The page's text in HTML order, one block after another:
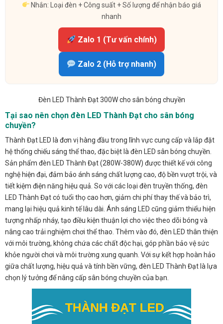
Nhắn: Loại đèn + Công suất + Số lượng để nhận báo giá
nhanh
Zalo 1 (Tư vấn chính)
Zalo 2 (Hỗ trợ nhanh)
Đèn LED Thành Đạt 300W cho sân bóng chuyền
Tại sao nên chọn đèn LED Thành Đạt cho sân bóng
chuyền?
Thành Đạt LED là đơn vị hàng đầu trong lĩnh vực cung cấp và lắp đặt
hệ thống chiếu sáng thể thao, đặc biệt là đèn LED sân bóng chuyền.
Sản phẩm đèn LED Thành Đạt (280W-380W) được thiết kế với công
nghệ hiện đại, đảm bảo ánh sáng chất lượng cao, độ bền vượt trội, và
tiết kiệm điện năng hiệu quả. So với các loại đèn truyền thống, đèn
LED Thành Đạt có tuổi thọ cao hơn, giảm chi phí thay thế và bảo trì,
mang lại hiệu quả kinh tế lâu dài. Ánh sáng LED cũng giảm thiểu hiện
tượng nhấp nháy, tạo điều kiện thuận lợi cho việc theo dõi bóng và
nâng cao trải nghiệm chơi thể thao. Thêm vào đó, đèn LED thân thiện
với môi trường, không chứa các chất độc hại, góp phần bảo vệ sức
khỏe người chơi và môi trường xung quanh. Với sự kết hợp hoàn hảo
giữa chất lượng, hiệu quả và tính bền vững, đèn LED Thành Đạt là lựa
chọn lý tưởng để nâng cấp sân bóng chuyền của bạn.